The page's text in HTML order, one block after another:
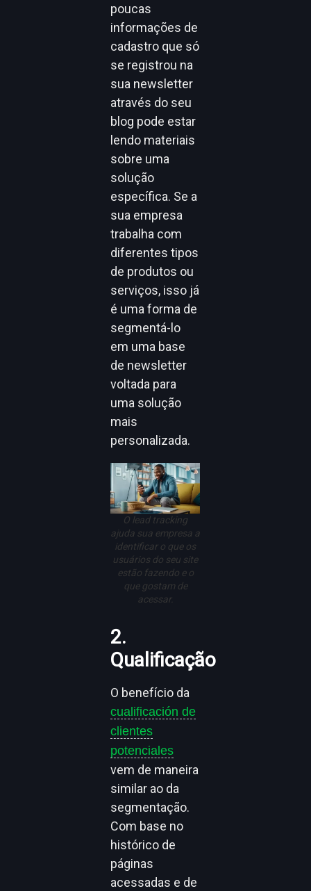
poucas
informações de
cadastro que só
se registrou na
sua newsletter
através do seu
blog pode estar
lendo materiais
sobre uma
solução
específica. Se a
sua empresa
trabalha com
diferentes tipos
de produtos ou
serviços, isso já
é uma forma de
segmentá-lo
em uma base
de newsletter
voltada para
uma solução
mais
personalizada.
O lead tracking
ajuda sua empresa a
identificar o que os
usuários do seu site
estão fazendo e o
que gostam de
acessar.
2.
Qualificação
O benefício da
cualificación de
clientes
potenciales
vem de maneira
similar ao da
segmentação.
Com base no
histórico de
páginas
acessadas e de